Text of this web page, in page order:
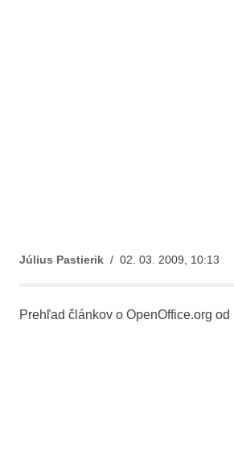
Július Pastierik / 02. 03. 2009, 10:13
Prehľad článkov o OpenOffice.org od